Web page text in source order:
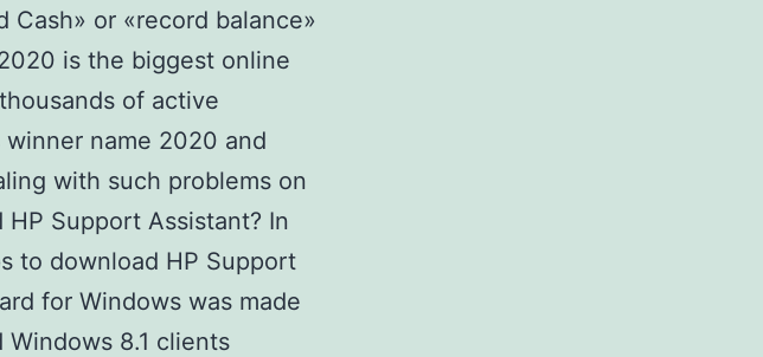
Cash» or «record balance»
is the biggest online
of active
name 2020 and
with such problems on
Support Assistant? In
to download HP Support
for Windows was made
8.1 clients